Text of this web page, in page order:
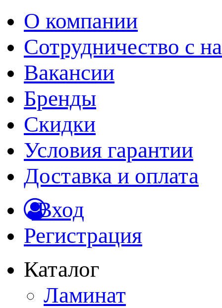
О компании
Сотрудничество с
Вакансии
Бренды
Скидки
Условия гарантии
Доставка и оплата
Вход
Регистрация
Каталог
Ламинат